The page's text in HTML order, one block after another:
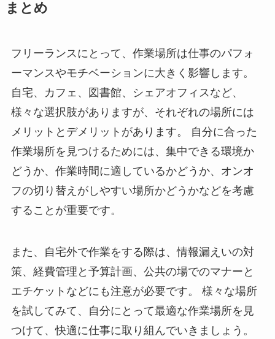
まとめ
フリーランスにとって、作業場所は仕事のパフォ
ーマンスやモチベーションに大きく影響します。
自宅、カフェ、図書館、シェアオフィスなど、
様々な選択肢がありますが、それぞれの場所には
メリットとデメリットがあります。 自分に合った
作業場所を見つけるためには、集中できる環境か
どうか、作業時間に適しているかどうか、オンオ
フの切り替えがしやすい場所かどうかなどを考慮
することが重要です。
また、自宅外で作業をする際は、情報漏えいの対
策、経費管理と予算計画、公共の場でのマナーと
エチケットなどにも注意が必要です。 様々な場所
を試してみて、自分にとって最適な作業場所を見
つけて、快適に仕事に取り組んでいきましょう。